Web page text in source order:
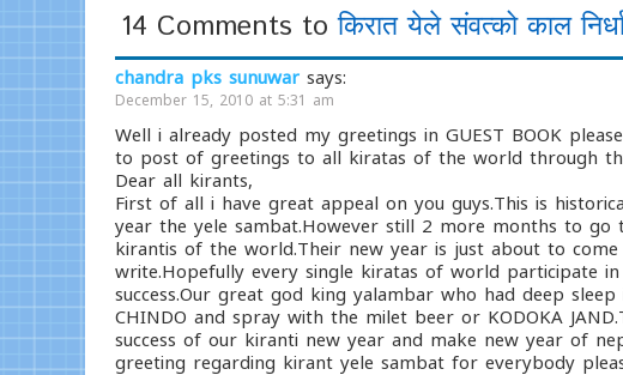
14 Comments toकिरात येले संवत्को काल
chandra pks sunuwar says:
December 15, 2010 at 5:31 am
Well i already posted my greetings in GUEST BOOK
to post of greetings to all kiratas of the world through
Dear all kirants,
First of all i have great appeal on you guys.This is
year the yele sambat.However still 2 more months to
kirantis of the world.Their new year is just about to
write.Hopefully every single kiratas of world participate
success.Our great god king yalambar who had deep
CHINDO and spray with the milet beer or KODOKA
success of our kiranti new year and make new year of
greeting regarding kirant yele sambat for everybody